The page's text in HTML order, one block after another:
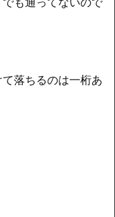
落ちるのは一桁あ